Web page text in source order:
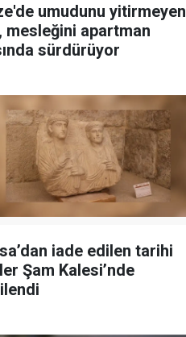
umudunu yitirmeyen
mesleğini apartman
sürdürüyor
iade edilen tarihi
Şam Kalesi’nde